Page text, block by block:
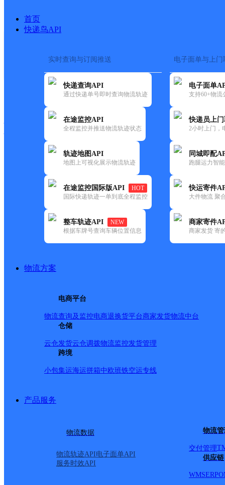
首页
快递鸟API
实时查询与订阅推送
快递查询API
通过快递单号即时查询物流轨迹
在途监控API
全程监控并推送物流轨迹状态
轨迹地图API
地图上可视化展示物流轨迹
在途监控国际版API
HOT
国际快递轨迹一单到底全程监控
整车轨迹API
NEW
根据车牌号查询车辆位置信息
电子面单与上门
电子面单
支持60+物流
快递员上
2小时上门，
同城即配
跑腿运力智
快运寄件
大件物流 聚
商家寄件
商家发货 寄
物流方案
电商平台
物流查询及监控电商退换货平台商家发货物流中台
仓储
云仓发货云仓调拨物流监控发货管理
跨境
小包集运海运拼箱中欧班铁空运专线
产品服务
物流数据
物流轨迹API电子面单API
服务时效API
物流
交付管理
供应链
WMSERP
快运大全 快递时效
邮政
鼎新邮政支局
更新时间：2021-12-03 00:00:00
所属快递：邮政国内
所属区域：甘肃省-酒泉市-金塔县
网点地址：甘肃省酒泉市金塔县鼎新镇
网点负责人：